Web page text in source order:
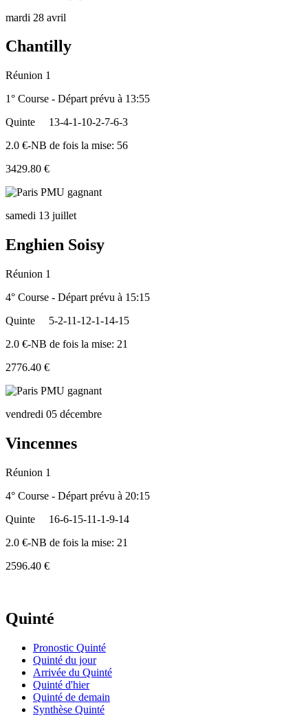
mardi 28 avril
Chantilly
Réunion 1
1° Course - Départ prévu à 13:55
Quinte
13-4-1-10-2-7-6-3
2.0 €-NB de fois la mise: 56
3429.80 €
samedi 13 juillet
Enghien Soisy
Réunion 1
4° Course - Départ prévu à 15:15
Quinte
5-2-11-12-1-14-15
2.0 €-NB de fois la mise: 21
2776.40 €
vendredi 05 décembre
Vincennes
Réunion 1
4° Course - Départ prévu à 20:15
Quinte
16-6-15-11-1-9-14
2.0 €-NB de fois la mise: 21
2596.40 €
Quinté
Pronostic Quinté
Quinté du jour
Arrivée du Quinté
Quinté d'hier
Quinté de demain
Synthèse Quinté